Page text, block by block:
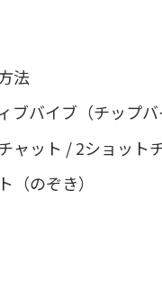
法
ブバイブ（チップバ
ャット / 2ショット
（のぞき）